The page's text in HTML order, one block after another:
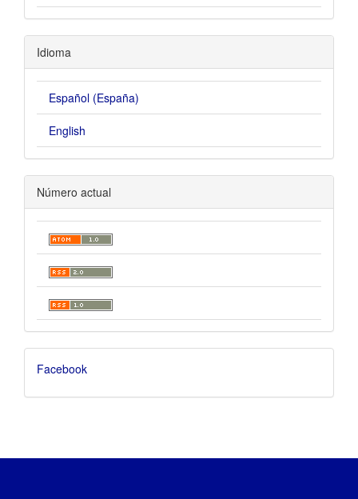
Idioma
Español (España)
English
Número actual
Facebook